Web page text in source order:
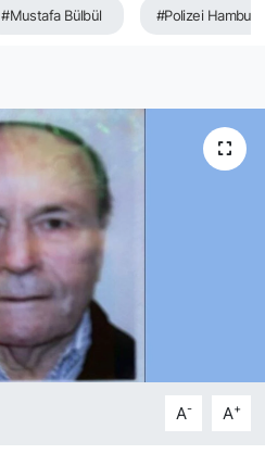
#Mustafa Bülbül #Polizei Hamburg
A- A+